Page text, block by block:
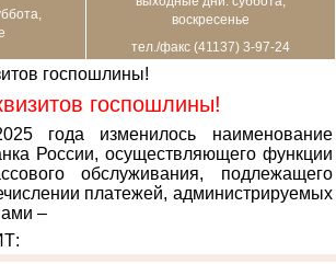
воскресенье
тел./факс (41137) 3-97-24
госпошлины!
госпошлины!
года изменилось наименование
России, осуществляющего функции
обслуживания, подлежащего
платежей, администрируемых
–
: